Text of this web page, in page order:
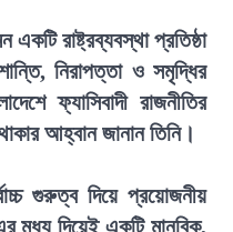
রাষ্ট্রব্যবস্থা প্রতিষ্ঠা
নিরাপত্তা ও সমৃদ্ধির
ফ্যাসিবাদী রাজনীতির
আহ্বান জানান তিনি।
গুরুত্ব দিয়ে প্রয়োজনীয়
মধ্য দিয়েই একটি মানবিক,